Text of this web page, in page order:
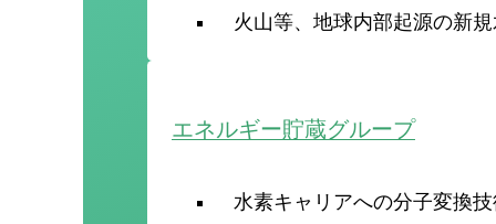
火山等、地球内部起源の新
エネルギー貯蔵グループ
水素キャリアへの分子変換